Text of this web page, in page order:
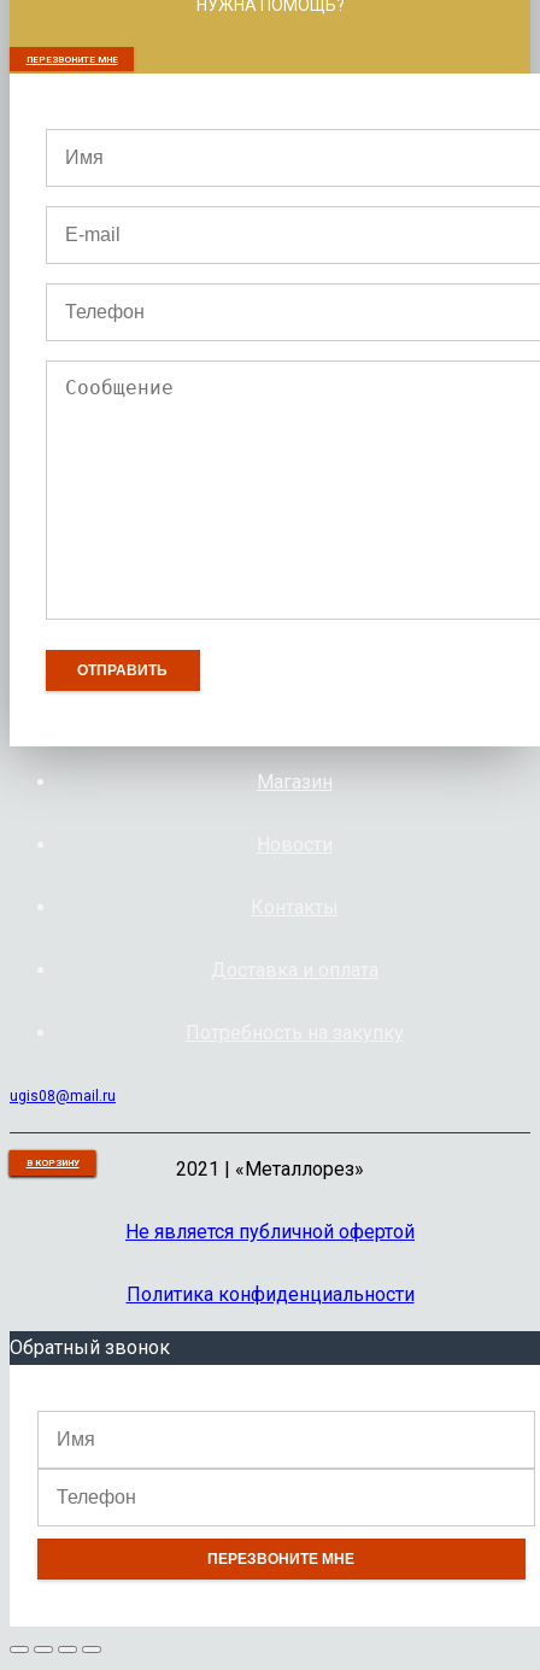
В КОРЗИНУ
В КОРЗИНУ
В КОРЗИНУ
В КОРЗИНУ
В КОРЗИНУ
В КОРЗИНУ
В КОРЗИНУ
В КОРЗИНУ
В КОРЗИНУ
В КОРЗИНУ
НУЖНА ПОМОЩЬ?
ПЕРЕЗВОНИТЕ МНЕ
Магазин
ugis08@mail.ru
2021 | «Металлорез»
Не является публичной офертой
Политика конфиденциальности
Обратный звонок